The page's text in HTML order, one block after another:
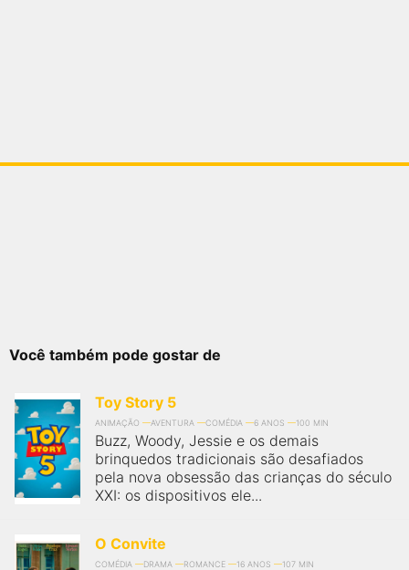
Você também pode gostar de
Toy Story 5
ANIMAÇÃO AVENTURA COMÉDIA 6 ANOS 100 MIN
Buzz, Woody, Jessie e os demais
brinquedos tradicionais são desafiados
pela nova obsessão das crianças do século
XXI: os dispositivos ele...
O Convite
COMÉDIA DRAMA ROMANCE 16 ANOS 107 MIN